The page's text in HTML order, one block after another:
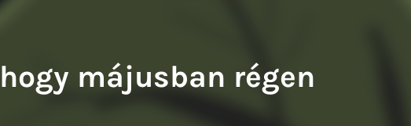
májusban régen